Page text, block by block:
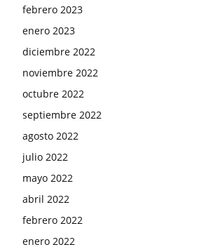
febrero 2023
enero 2023
diciembre 2022
noviembre 2022
octubre 2022
septiembre 2022
agosto 2022
julio 2022
mayo 2022
abril 2022
febrero 2022
enero 2022